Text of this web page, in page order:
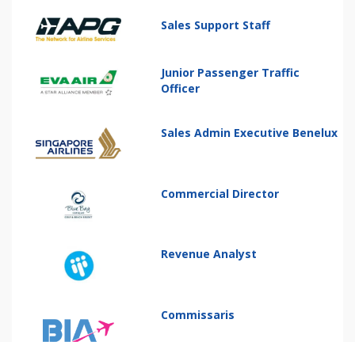
Sales Support Staff
Junior Passenger Traffic
Officer
Sales Admin Executive Benelux
Commercial Director
Revenue Analyst
Commissaris